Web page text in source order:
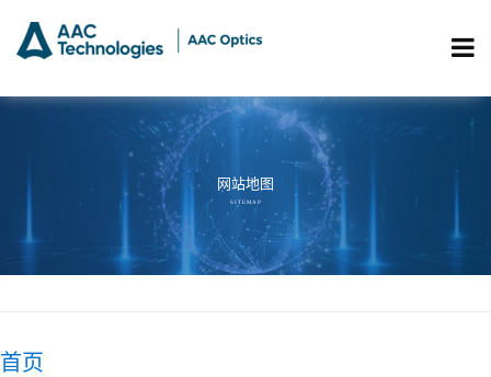
网站地图
S I T E M A P
首页